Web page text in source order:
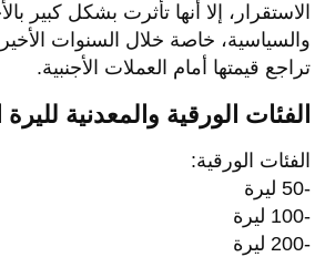
الاستقرار، إلا أنها تأثرت بشكل كبير
والسياسية، خاصة خلال السنوات
تراجع قيمتها أمام العملات الأجنبية.
الفئات الورقية والمعدنية
الفئات الورقية:
-50 ليرة
-100 ليرة
-200 ليرة